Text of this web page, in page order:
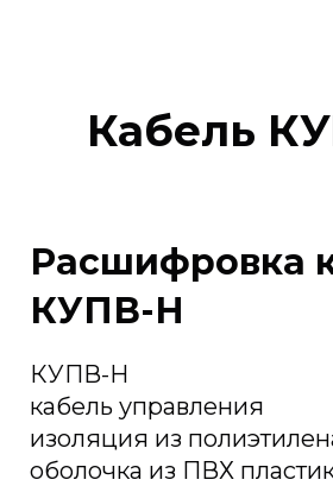
Кабель
Расшифровка
КУПВ-Н
КУПВ-Н
кабель управления
изоляция из
оболочка из ПВХ